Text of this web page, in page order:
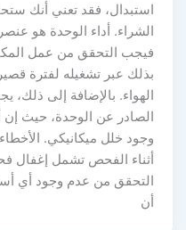
استبدال، فقد تعني أنك
الشراء. أداء الوحدة هو
فيجب التحقق من عمل
بذلك عبر تشغيله لفترة
الهواء. بالإضافة إلى
الصادر عن الوحدة، حيث
وجود خلل ميكانيكي.
أثناء الفحص تشمل إغفال
التحقق من عدم وجود أي
أن